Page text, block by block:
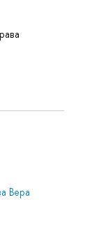
Вера